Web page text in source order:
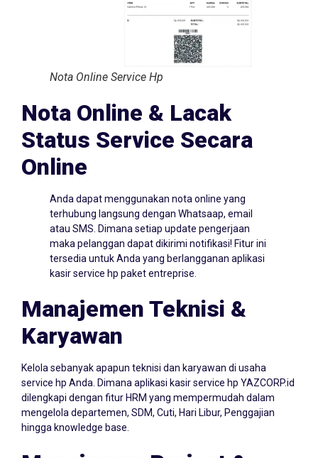
Nota Online Service Hp
Nota Online & Lacak
Status Service Secara
Online
Anda dapat menggunakan nota online yang
terhubung langsung dengan Whatsaap, email
atau SMS. Dimana setiap update pengerjaan
maka pelanggan dapat dikirimi notifikasi! Fitur ini
tersedia untuk Anda yang berlangganan aplikasi
Manajemen Teknisi &
Karyawan
Kelola sebanyak apapun teknisi dan karyawan di usaha
service hp Anda. Dimana aplikasi kasir service hp YAZCORP.id
dilengkapi dengan fitur HRM yang mempermudah dalam
mengelola departemen, SDM, Cuti, Hari Libur, Penggajian